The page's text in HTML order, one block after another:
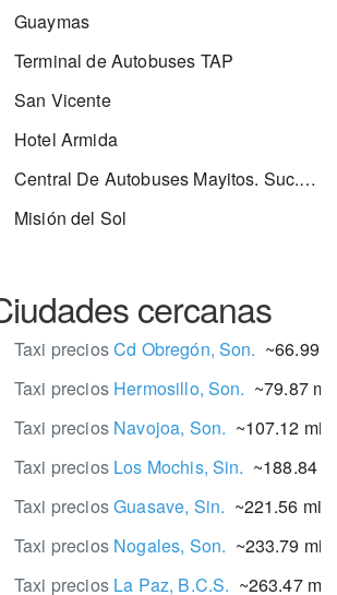
Guaymas
Terminal de Autobuses TAP
San Vicente
Hotel Armida
Central De Autobuses Mayitos. Suc. Guaymas
Misión del Sol
cercanas
Taxi preciosCd Obregón, Son. ~66.99 mi.
Taxi precios Hermosillo, Son. ~79.87 mi.
Taxi precios Navojoa, Son. ~107.12 mi.
Taxi precios Los Mochis, Sin. ~188.84 mi.
Taxi preciosGuasave, Sin. ~221.56 mi.
Taxi precios Nogales, Son. ~233.79 mi.
Taxi precios La Paz, B.C.S. ~263.47 mi.